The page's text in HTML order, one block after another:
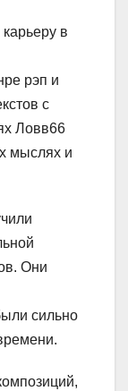
в
рэп и
с
Ловв66
мыслях и
Они
сильно